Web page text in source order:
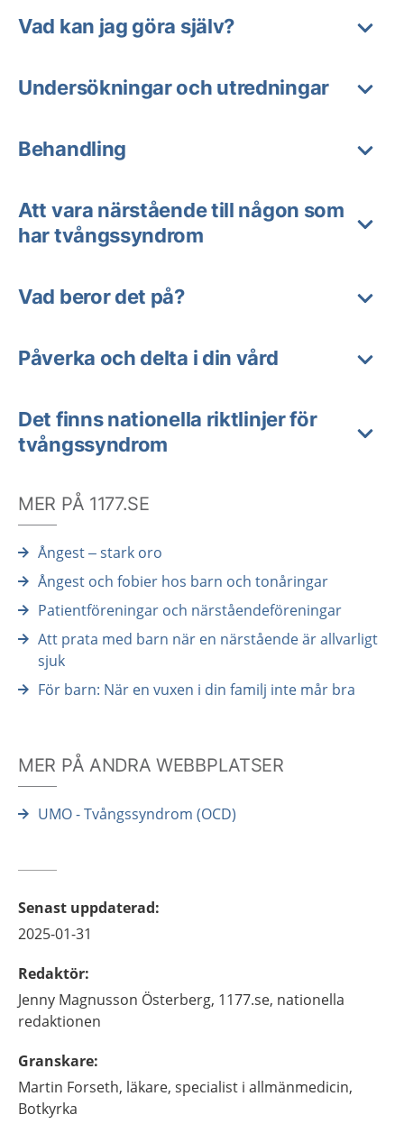
Vad kan jag göra själv?
Undersökningar och utredningar
Behandling
Att vara närstående till någon som
har tvångssyndrom
Vad beror det på?
Påverka och delta i din vård
Det finns nationella riktlinjer för
tvångssyndrom
MER PÅ 1177.SE
Ångest – stark oro
Ångest och fobier hos barn och tonåringar
Patientföreningar och närståendeföreningar
Att prata med barn när en närstående är allvarligt
sjuk
För barn: När en vuxen i din familj inte mår bra
MER PÅ ANDRA WEBBPLATSER
UMO - Tvångssyndrom (OCD)
Senast uppdaterad:
2025-01-31
Redaktör:
Jenny Magnusson Österberg, 1177.se, nationella
redaktionen
Granskare:
Martin Forseth, läkare, specialist i allmänmedicin,
Botkyrka